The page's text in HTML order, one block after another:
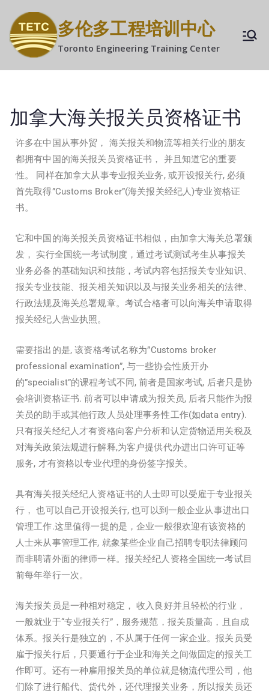
多伦多工程培训中心
Toronto Engineering Training Center
加拿大海关报关员资格证书
许多在中国从事外贸， 海关报关和物流等相关行业的朋友
都拥有中国的海关报关员资格证书， 并且知道它的重要
性。 同样在加拿大从事专业报关业务, 或开设报关行, 必须
首先取得”Customs Broker”(海关报关经纪人)专业资格证
书。
它和中国的海关报关员资格证书相似，由加拿大海关总署颁
发， 实行全国统一考试制度，通过考试测试考生从事报关
业务必备的基础知识和技能，考试内容包括报关专业知识、
报关专业技能、报关相关知识以及与报关业务相关的法律、
行政法规及海关总署规章。考试合格者可以向海关申请取得
报关经纪人营业执照。
需要指出的是, 该资格考试名称为”Customs broker
professional examination”, 与一些协会性质开办
的”specialist”的课程考试不同, 前者是国家考试, 后者只是协
会培训资格证书. 前者可以申请成为报关员, 后者只能作为报
关员的助手或其他行政人员处理事务性工作(如data entry).
只有报关经纪人才有资格向客户分析和认定货物适用关税及
对海关政策法规进行解释,为客户提供代办进出口许可证等
服务, 才有资格以专业代理的身份签字报关。
具有海关报关经纪人资格证书的人士即可以受雇于专业报关
行， 也可以自己开设报关行, 也可以到一般企业从事进出口
管理工作.这里值得一提的是，企业一般很欢迎有该资格的
人士来从事管理工作, 就象某些企业自己招聘专职法律顾问
而非聘请外面的律师一样。报关经纪人资格全国统一考试目
前每年举行一次。
海关报关员是一种相对稳定， 收入良好并且轻松的行业，
一般就业于“专业报关行”，服务规范，报关质量高，且自成
体系。报关行是独立的，不从属于任何一家企业。报关员受
雇于报关行后，只要通行于企业和海关之间做固定的报关工
作即可。还有一种雇用报关员的单位就是物流代理公司，他
们除了进行船代、货代外，还代理报关业务，所以报关员还